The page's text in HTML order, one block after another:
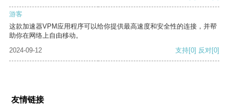
游客
这款加速器VPM应用程序可以给你提供最高速度和安全性的连接，并帮
助你在网络上自由移动。
2024-09-12
支持[0] 反对[0]
友情链接